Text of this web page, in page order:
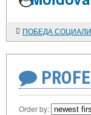
Order by: